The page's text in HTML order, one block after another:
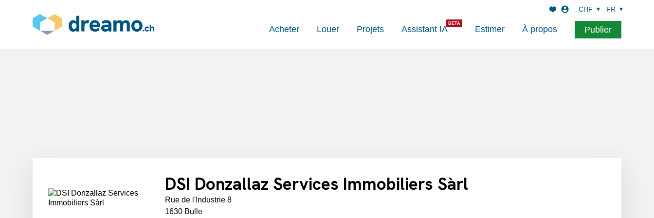
Acheter Louer Projets Assistant IA Estimer À propos Publier
CHF FR
DSI Donzallaz Services Immobiliers Sàrl
Rue de l'Industrie 8
1630 Bulle